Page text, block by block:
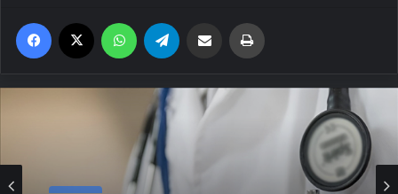
Facebook WhatsApp Email'den paylaş